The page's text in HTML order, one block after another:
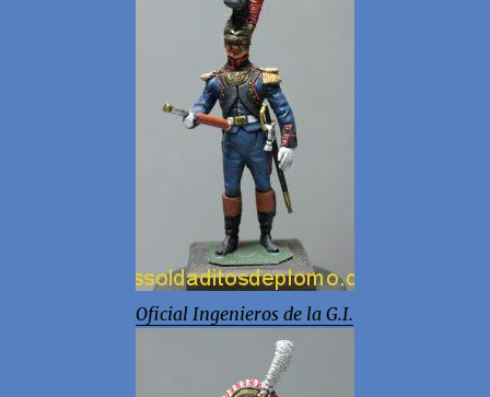
Oficial Ingenieros de la G.I.